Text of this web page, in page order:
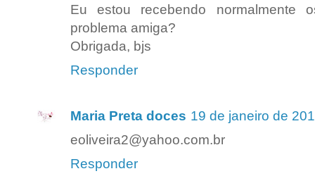
Eu estou recebendo normalmente
problema amiga?
Obrigada, bjs
Responder
Maria Preta doces 19 de janeiro de
eoliveira2@yahoo.com.br
Responder